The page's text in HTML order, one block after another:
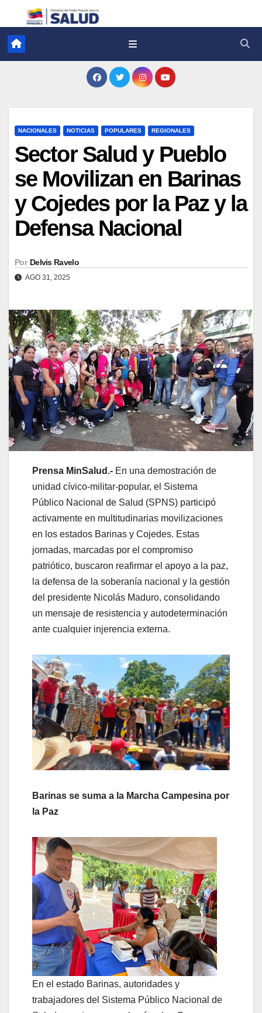
NACIONALES NOTICIAS POPULARES REGIONALES
Sector Salud y Pueblo
se Movilizan en Barinas
y Cojedes por la Paz y la
Defensa Nacional
Por Delvis Ravelo
AGO 31, 2025
Prensa MinSalud.- En una demostración de
unidad cívico-militar-popular, el Sistema
Público Nacional de Salud (SPNS) participó
activamente en multitudinarias movilizaciones
en los estados Barinas y Cojedes. Estas
jornadas, marcadas por el compromiso
patriótico, buscaron reafirmar el apoyo a la paz,
la defensa de la soberanía nacional y la gestión
del presidente Nicolás Maduro, consolidando
un mensaje de resistencia y autodeterminación
ante cualquier injerencia externa.
Barinas se suma a la Marcha Campesina por
la Paz
En el estado Barinas, autoridades y
trabajadores del Sistema Público Nacional de